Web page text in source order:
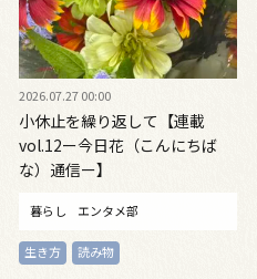
2026.07.27 00:00
小休止を繰り返して【連載
vol.12ー今日花（こんにちば
な）通信ー】
暮らし エンタメ部
生き方 読み物